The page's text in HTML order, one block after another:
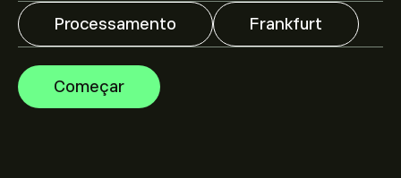
Processamento Frankfurt
Começar
Os analistas oferecem previsões para LANXESS com
base em tendências de mercado, relatórios financeiros
e projeções de crescimento. Descubra a previsão mais
recente para os movimentos futuros dos preços.
A capitalização bolsista de LANXESS é 1.42B‎€‎